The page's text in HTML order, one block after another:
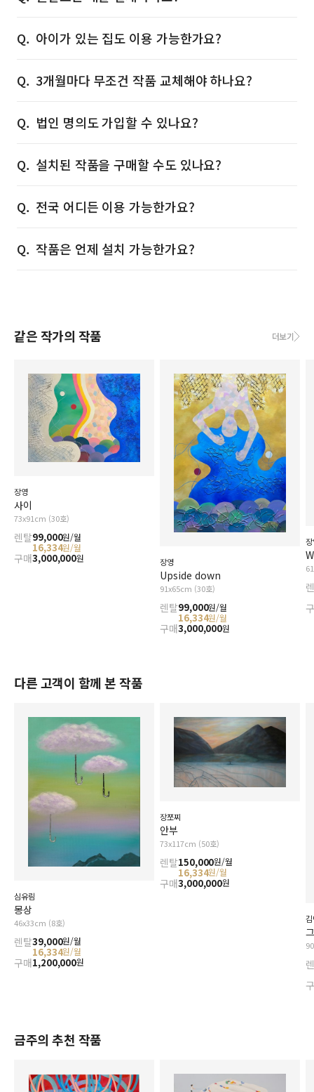
아이가 있는 집도 이용 가능한가요?
3개월마다 무조건 작품 교체해야 하나요?
법인 명의도 가입할 수 있나요?
설치된 작품을 구매할 수도 있나요?
전국 어디든 이용 가능한가요?
작품은 언제 설치 가능한가요?
같은 작가의 작품 더보기
장영
사이
73x91cm (30호)
렌탈99,000원/월
16,334원/월
구매3,000,000원 장영
Upside down
91x65cm (30호)
렌탈99,000원/월
16,334원/월
구매3,000,000원
다른 고객이 함께 본 작품
심유림
몽상
46x33cm (8호)
렌탈39,000원/월
16,334원/월
구매1,200,000원
장쪼찌
안부
73x117cm (50호)
렌탈150,000원/월
16,334원/월
구매3,000,000원
금주의 추천 작품